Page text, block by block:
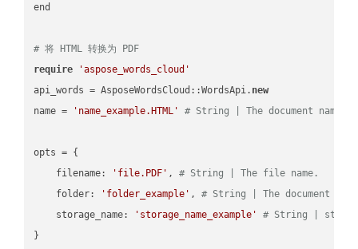
end
# 将 HTML 转换为 PDF
require
'aspose_words_cloud'
api_words = AsposeWordsCloud::WordsApi. new
name =
'name_example.HTML' # String | The document name.
opts = {
    filename:
'file.PDF' , # String | The file name.
    folder:
'folder_example' , # String | The document
    storage_name:
'storage_name_example'
# String |
}